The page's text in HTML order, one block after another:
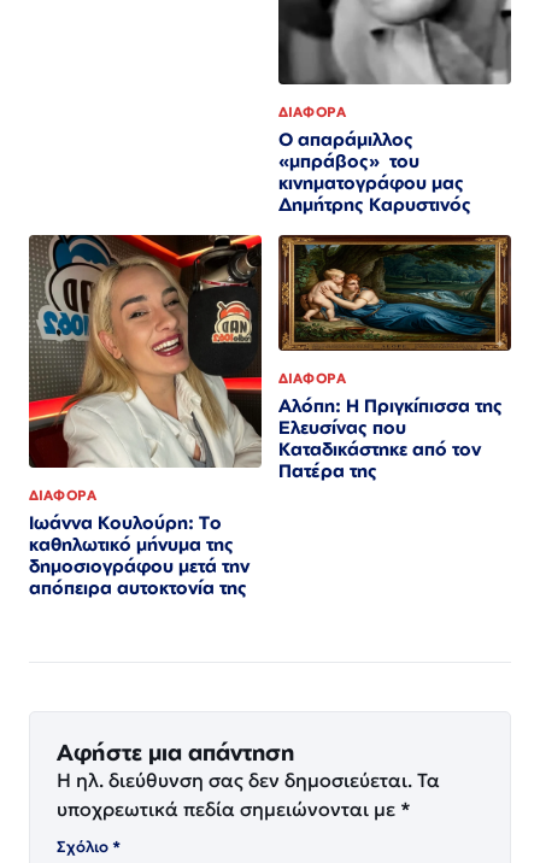
ΔΙΑΦΟΡΑ
Ο απαράμιλλος
«μπράβος» του
κινηματογράφου μας
Δημήτρης Καρυστινός
ΔΙΑΦΟΡΑ
Ιωάννα Κουλούρη: Το
καθηλωτικό μήνυμα της
δημοσιογράφου μετά την
απόπειρα αυτοκτονία της
ΔΙΑΦΟΡΑ
Αλόπη: Η Πριγκίπισσα της
Ελευσίνας που
Καταδικάστηκε από τον
Πατέρα της
Αφήστε μια απάντηση
Η ηλ. διεύθυνση σας δεν δημοσιεύεται. Τα
υποχρεωτικά πεδία σημειώνονται με *
Σχόλιο*